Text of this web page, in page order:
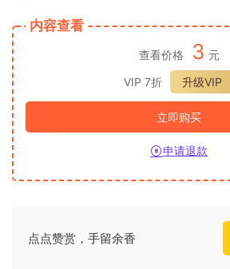
内容查看
查看价格 3 元
VIP 7折
升级VIP
立即购买
申请退款
点点赞赏，手留余香